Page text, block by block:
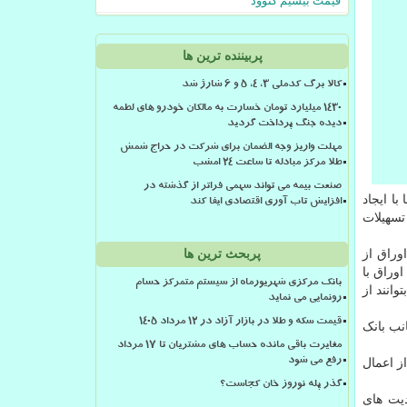
تومان وارد شد. اما با ایجاد
از
با
از
بانک
اعمال
های
پربیننده ترین ها
کالا برگ کدملی 3، 4، 5 و 6 شارژ شد
۱۴۳۰ میلیارد تومان خسارت به مالکان خودرو های لطمه
دیده جنگ پرداخت گردید
مهلت واریز وجه الضمان برای شرکت در حراج شمش
طلا مرکز مبادله تا ساعت ۲۴ امشب
صنعت بیمه می تواند سهمی فراتر از گذشته در
افزایش تاب آوری اقتصادی ایفا کند
پربحث ترین ها
بانک مرکزی شهریورماه از سیستم متمرکز حسام
رونمایی می نماید
قیمت سکه و طلا در بازار آزاد در ۱۲ مرداد ۱۴۰۵
مغایرت باقی مانده حساب های مشتریان تا 17 مرداد
رفع می شود
گذر پله نوروز خان کجاست؟